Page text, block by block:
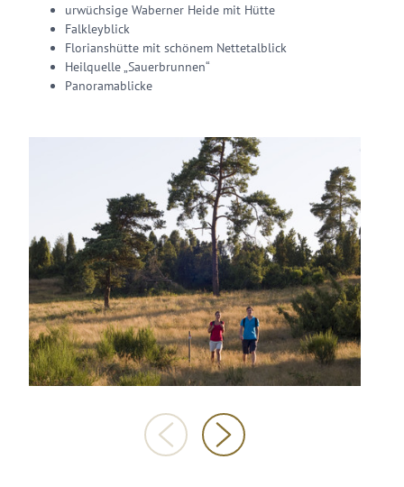
urwüchsige Waberner Heide mit Hütte
Falkleyblick
Florianshütte mit schönem Nettetalblick
Heilquelle „Sauerbrunnen“
Panoramablicke